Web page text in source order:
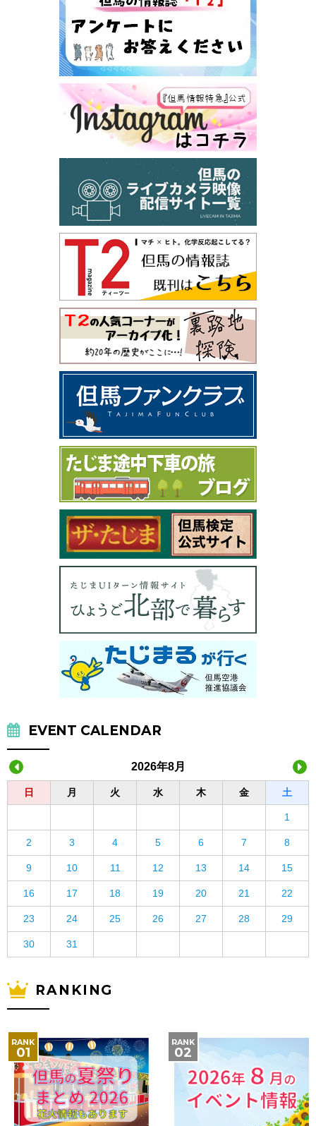
EVENT CALENDAR
2026年8月
日 月 火 水 木 金 土
1
2 3 4 5 6 7 8
9 10 11 12 13 14 15
16 17 18 19 20 21 22
23 24 25 26 27 28 29
30 31
RANKING